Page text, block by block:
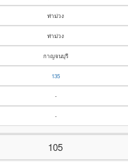
ท่าม่วง
ท่าม่วง
กาญจนบุรี
135
-
-
105